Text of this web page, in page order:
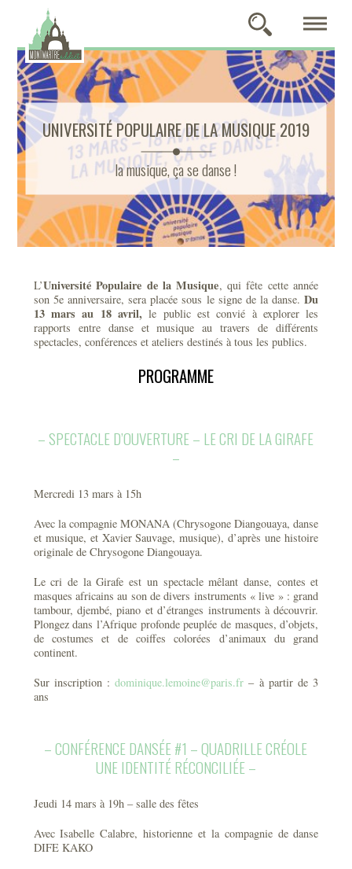
UNIVERSITÉ POPULAIRE DE LA MUSIQUE 2019
la musique, ça se danse !
L’Université Populaire de la Musique, qui fête cette année
son 5e anniversaire, sera placée sous le signe de la danse.Du
13 mars au 18 avril,le public est convié à explorer les
rapports entre danse et musique au travers de différents
spectacles, conférences et ateliers destinés à tous les publics.
PROGRAMME
– SPECTACLE D’OUVERTURE – LE CRI DE LA GIRAFE
–
Mercredi 13 mars à 15h
Avec la compagnie MONANA (Chrysogone Diangouaya, danse
et musique, et Xavier Sauvage, musique), d’après une histoire
originale de Chrysogone Diangouaya.
Le cri de la Girafe est un spectacle mêlant danse, contes et
masques africains au son de divers instruments « live » : grand
tambour, djembé, piano et d’étranges instruments à découvrir.
Plongez dans l’Afrique profonde peuplée de masques, d’objets,
de costumes et de coiffes colorées d’animaux du grand
continent.
Sur inscription :dominique.lemoine@paris.fr – à partir de 3
ans
– CONFÉRENCE DANSÉE #1 – QUADRILLE CRÉOLE
UNE IDENTITÉ RÉCONCILIÉE –
Jeudi 14 mars à 19h – salle des fêtes
Avec Isabelle Calabre, historienne et la compagnie de danse
DIFE KAKO